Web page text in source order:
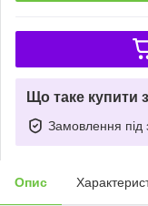
Що таке купити
Замовлення під
Опис